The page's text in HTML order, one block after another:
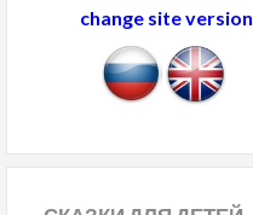
change site version